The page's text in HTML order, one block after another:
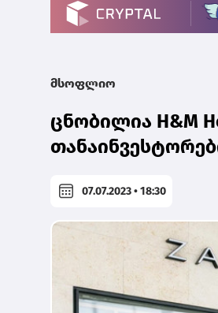
მსოფლიო
ცნობილია H&M
07.07.2023 • 18:30